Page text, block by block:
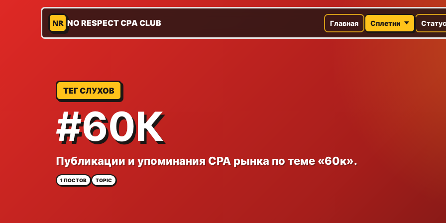
NR NO RESPECT CPA CLUB Главная Сплетни
ТЕГ СЛУХОВ
#60К
Публикации и упоминания CPA рынка по теме «60к».
1 ПОСТОВ TOPIC